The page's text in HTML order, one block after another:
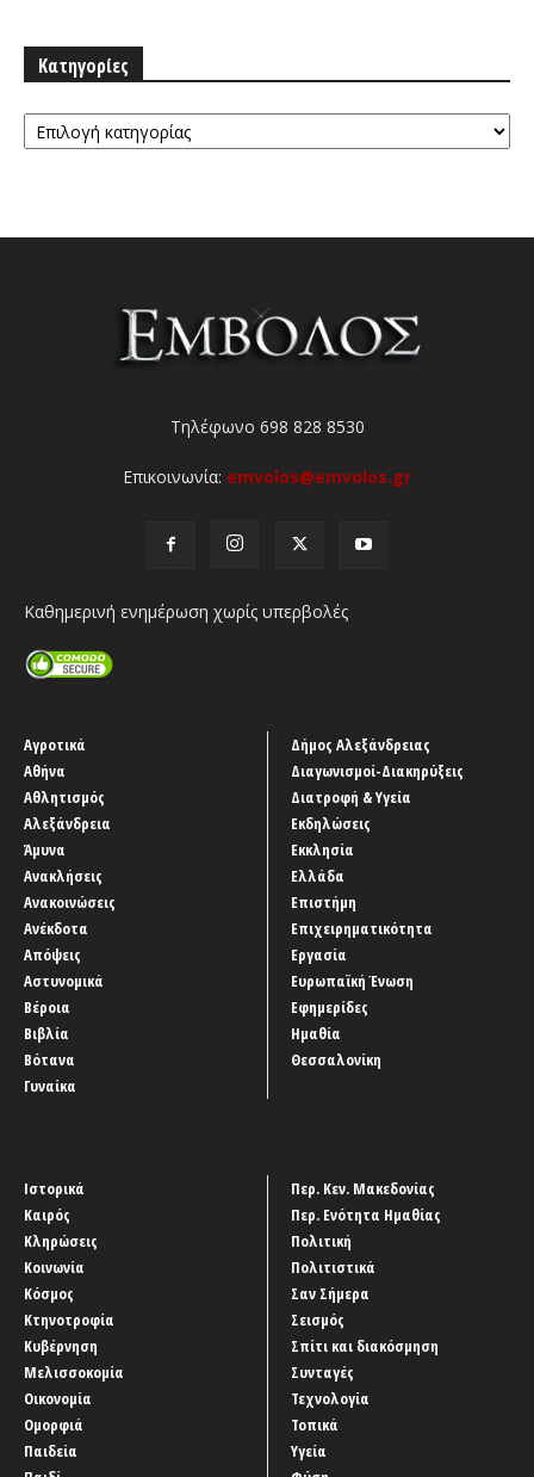
Κατηγορίες
Κατηγορίες
Τηλέφωνο 698 828 8530
Επικοινωνία: emvolos@emvolos.gr
Καθημερινή ενημέρωση χωρίς υπερβολές
Αγροτικά
Αθήνα
Αθλητισμός
Αλεξάνδρεια
Άμυνα
Ανακλήσεις
Ανακοινώσεις
Ανέκδοτα
Απόψεις
Αστυνομικά
Βέροια
Βιβλία
Βότανα
Γυναίκα
Δήμος Αλεξάνδρειας
Διαγωνισμοί-Διακηρύξεις
Διατροφή & Υγεία
Εκδηλώσεις
Εκκλησία
Ελλάδα
Επιστήμη
Επιχειρηματικότητα
Εργασία
Ευρωπαϊκή Ένωση
Εφημερίδες
Ημαθία
Θεσσαλονίκη
Ιστορικά
Καιρός
Κληρώσεις
Κοινωνία
Κόσμος
Κτηνοτροφία
Κυβέρνηση
Μελισσοκομία
Οικονομία
Ομορφιά
Παιδεία
Περ. Κεν. Μακεδονίας
Περ. Ενότητα Ημαθίας
Πολιτική
Πολιτιστικά
Σαν Σήμερα
Σεισμός
Σπίτι και διακόσμηση
Συνταγές
Τεχνολογία
Τοπικά
Υγεία